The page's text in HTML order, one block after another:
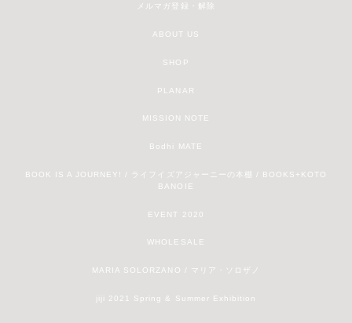
メルマガ登録・解除
ABOUT US
SHOP
PLANAR
MISSION NOTE
Bodhi MATE
BOOK IS A JOURNEY! / ライフイズアジャーニーの本棚 / BOOKS+KOTO
BANOIE
EVENT 2020
WHOLESALE
MARIA SOLORZANO / マリア・ソロザノ
jiji 2021 Spring & Summer Exhibition